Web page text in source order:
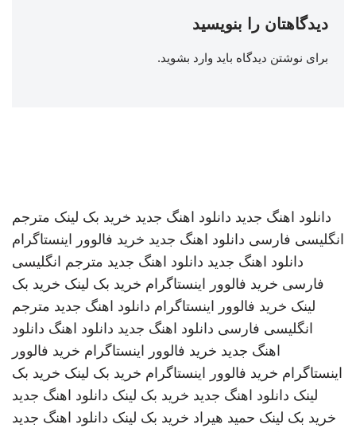
دیدگاهتان را بنویسید
برای نوشتن دیدگاه باید وارد بشوید.
دانلود اهنگ جدید دانلود اهنگ جدید خرید بک لینک مترجم
انگلیسی فارسی دانلود اهنگ جدید خرید فالوور اینستاگرام
دانلود اهنگ جدید دانلود اهنگ جدید مترجم انگلیسی
فارسی خرید فالوور اینستاگرام خرید بک لینک خرید بک
لینک خرید فالوور اینستاگرام دانلود اهنگ جدید مترجم
انگلیسی فارسی دانلود اهنگ جدید دانلود اهنگ دانلود
اهنگ جدید خرید فالوور اینستاگرام خرید فالوور
اینستاگرام خرید فالوور اینستاگرام خرید بک لینک خرید بک
لینک دانلود اهنگ جدید خرید بک لینک دانلود اهنگ جدید
خرید بک لینک حمید هیراد خرید بک لینک دانلود اهنگ جدید